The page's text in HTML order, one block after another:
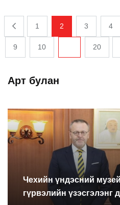
1 2 3 4
9 10 20
Арт булан
Чехийн үндэсний
гүрвэлийн үзэсгэлэнг